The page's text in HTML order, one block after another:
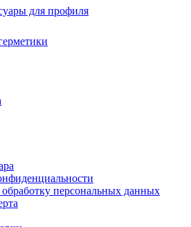
для профиля
обработку персональных данных